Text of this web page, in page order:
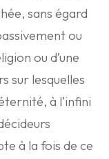
sans égard
ou
ou d’une
sur lesquelles
à l’infini
à la fois de ce